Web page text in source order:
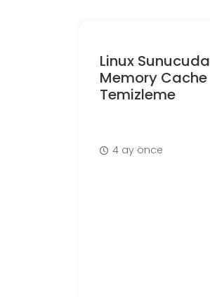
Linux Sunucuda
Memory Cache
Temizleme
4 ay önce